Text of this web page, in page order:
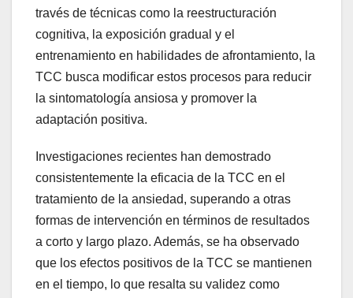
través de técnicas como la reestructuración
cognitiva, la exposición gradual y el
entrenamiento en habilidades de afrontamiento, la
TCC busca modificar estos procesos para reducir
la sintomatología ansiosa y promover la
adaptación positiva.
Investigaciones recientes han demostrado
consistentemente la eficacia de la TCC en el
tratamiento de la ansiedad, superando a otras
formas de intervención en términos de resultados
a corto y largo plazo. Además, se ha observado
que los efectos positivos de la TCC se mantienen
en el tiempo, lo que resalta su validez como